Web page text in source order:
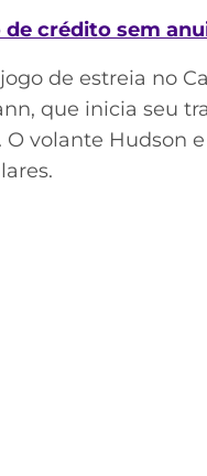
de crédito sem
de estreia no
que inicia seu
O volante Hudson